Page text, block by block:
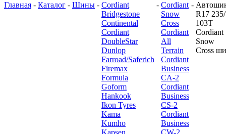
Главная - Каталог - Шины - Cordiant
Bridgestone
Continental
Cordiant
DoubleStar
Dunlop
Farroad/Saferich
Firemax
Formula
Goform
Hankook
Ikon Tyres
Kama
Kumho
Kapsen
- Cordiant
Snow
Cross
Cordiant
All
Terrain
Cordiant
Business
CA-2
Cordiant
Business
CS-2
Cordiant
Business
CW-2
-
R17
103T
Cordiant
Snow
Cross